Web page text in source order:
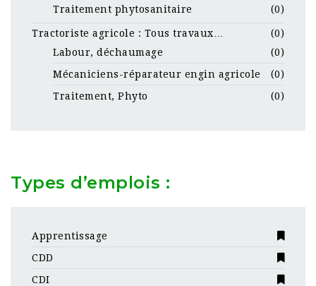
Traitement phytosanitaire (0)
Tractoriste agricole : Tous travaux…
(0)
Labour, déchaumage
(0)
Mécaniciens-réparateur engin agricole
(0)
Traitement, Phyto
(0)
Types d’emplois :
Apprentissage
CDD
CDI